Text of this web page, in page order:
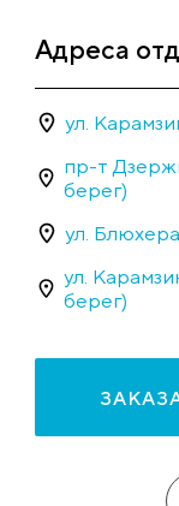
Адреса
ул.
пр-т
берег)
ул.
ул.
берег)